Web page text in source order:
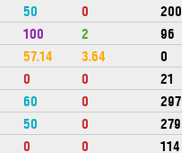
50 0 200
100 2 96
57.14 3.64 0
0 0 21
60 0 297
50 0 279
0 0 114